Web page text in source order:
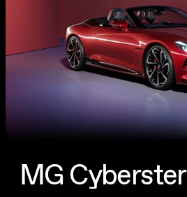
MG Cyberster